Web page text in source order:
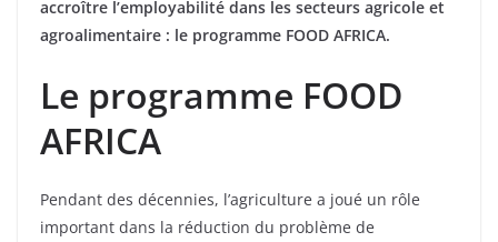
accroître l’employabilité dans les secteurs agricole et
agroalimentaire : le programme FOOD AFRICA.
Le programme FOOD
AFRICA
Pendant des décennies, l’agriculture a joué un rôle
important dans la réduction du problème de